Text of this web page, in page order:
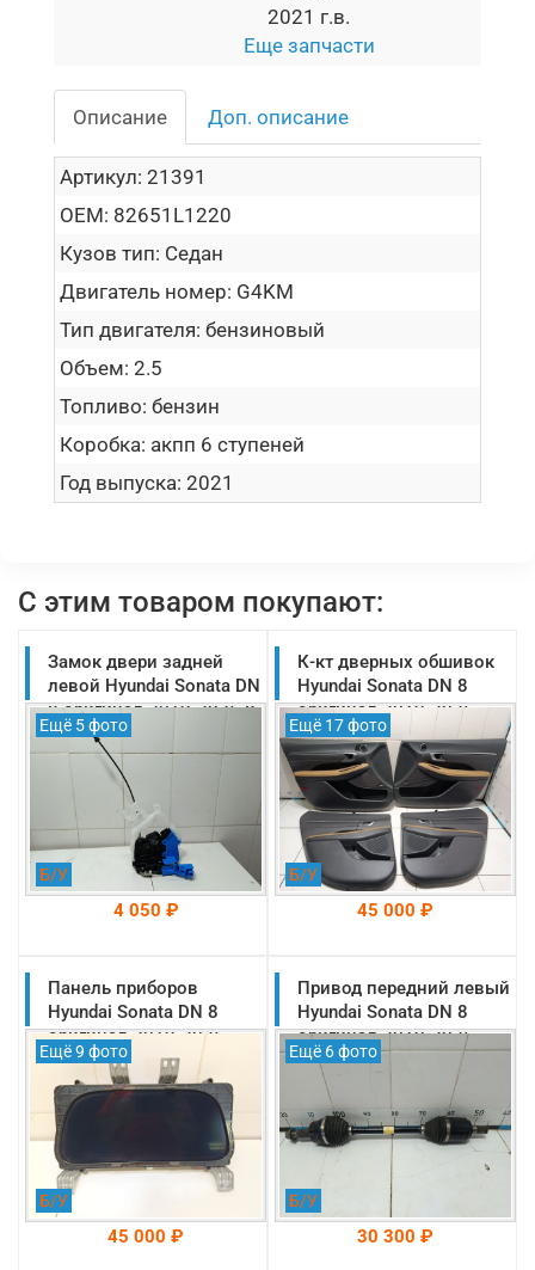
2021 г.в.
Еще запчасти
Описание Доп. описание
Артикул: 21391
OEM: 82651L1220
Кузов тип: Седан
Двигатель номер: G4KM
Тип двигателя: бензиновый
Объем: 2.5
Топливо: бензин
Коробка: акпп 6 ступеней
Год выпуска: 2021
С этим товаром покупают:
Замок двери задней
левой Hyundai Sonata DN
8 оригинал 2019-2025 8
контактов (81410L1010)
Ещё 5 фото
Б/У
4 050 ₽
На складе: Раменское
-->
К-кт дверных обшивок
Hyundai Sonata DN 8
оригинал 2019-2025
(82305L1070MMF)
Ещё 17 фото
Б/У
45 000 ₽
На складе: Раменское
-->
Панель приборов
Hyundai Sonata DN 8
оригинал 2019-2025
(94023L1490)
Ещё 9 фото
Б/У
45 000 ₽
Привод передний левый
Hyundai Sonata DN 8
оригинал 2019-2025
G4KM 2.5л АКПП
(49500L1300)
Ещё 6 фото
Б/У
30 300 ₽